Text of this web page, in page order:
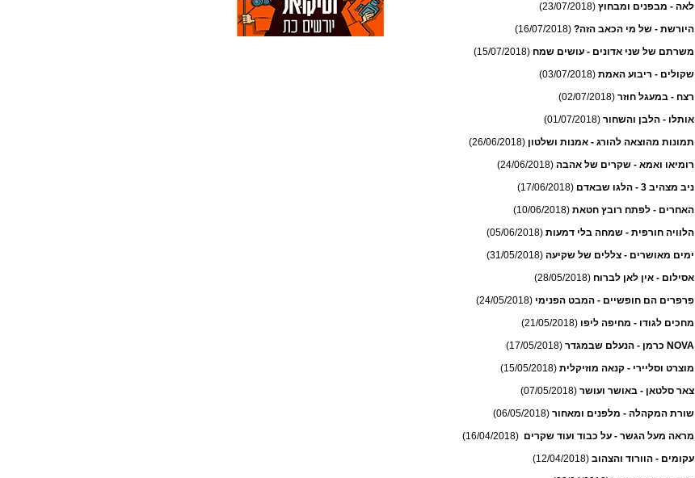
לאה - מבפנים ומבחוץ (23/07/2018)
היורשת - של מי הכאב הזה? (16/07/2018)
משרתם של שני אדונים - עושים שמח (15/07/2018)
שקולים - ריבוע האמת (03/07/2018)
רצח - במעגל חוזר (02/07/2018)
אותלו - הלבן והשחור (01/07/2018)
תמונות מהוצאה להורג - אמנות ושלטון (26/06/2018)
רומיאו ואמא - שקרים של אהבה (24/06/2018)
ניב מצהיב 3 - הלגו שבאדם
(17/06/2018)
האחרים - לפתח רובץ חטאת (10/06/2018)
הלוויה חורפית - שמחה בלי דמעות (05/06/2018)
ימים מאושרים - צללים של שקיעה (31/05/2018)
אסילום - אין לאן לברוח (28/05/2018)
פרפרים הם חופשיים - המבט הפנימי (24/05/2018)
מחכים לגודו - מחיפה ליפו (21/05/2018)
NOVA כרמן - הנעלם שבמגדר
(17/05/2018)
מוצרט וסליירי - קנאה מוזיקלית (15/05/2018)
צאר סלטאן - באושר ועושר (07/05/2018)
שורת המקהלה - מלפנים ומאחור (06/05/2018)
מראה מעל הגשר - על כבוד ועוד שקרים (16/04/2018)
עקומים - הוורוד והצהוב (12/04/2018)